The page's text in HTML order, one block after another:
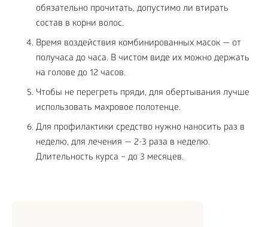
обязательно прочитать, допустимо ли втирать
состав в корни волос.
Время воздействия комбинированных масок — от
получаса до часа. В чистом виде их можно держать
на голове до 12 часов.
Чтобы не перегреть пряди, для обертывания лучше
использовать махровое полотенце.
Для профилактики средство нужно наносить раз в
неделю, для лечения — 2-3 раза в неделю.
Длительность курса – до 3 месяцев.